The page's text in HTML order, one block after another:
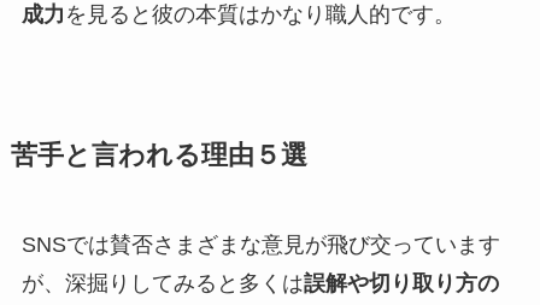
成力 を見ると彼の本質はかなり職人的です。
苦手と言われる理由５選
SNSでは賛否さまざまな意見が飛び交っています
が、深掘りしてみると多くは誤解や切り取り方の